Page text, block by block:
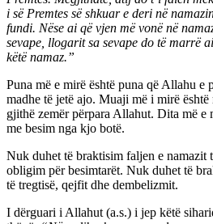
i së Premtes së shkuar e deri në
fundi. Nëse ai që vjen më vonë në
sevape, llogarit sa sevape do të marrë
këtë namaz.”
Puna më e mirë është puna që Allahu e
madhe të jetë ajo. Muaji më i mirë
gjithë zemër përpara Allahut. Dita më e
me besim nga kjo botë.
Nuk duhet të braktisim faljen e namazit
obligim për besimtarët. Nuk duhet të
të tregtisë, qejfit dhe dembelizmit.
I dërguari i Allahut (a.s.) i jep këtë